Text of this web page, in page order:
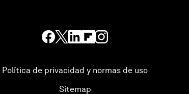
Política de privacidad y normas de uso
Sitemap